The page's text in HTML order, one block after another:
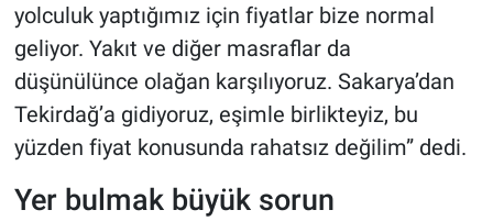
yolculuk yaptığımız için fiyatlar bize normal
geliyor. Yakıt ve diğer masraflar da
düşünülünce olağan karşılıyoruz. Sakarya’dan
Tekirdağ’a gidiyoruz, eşimle birlikteyiz, bu
yüzden fiyat konusunda rahatsız değilim” dedi.
Yer bulmak büyük sorun